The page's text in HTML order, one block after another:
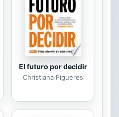
El futuro por decidir
Christiana Figueres